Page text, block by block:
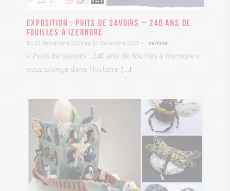
Exposition : Puits de savoirs – 240 ans de
fouilles à Izernore
Du 21 Septembre 2025 au 31 Décembre 2027 Izernore
« Puits de savoirs : 240 ans de fouilles à Izernore »
vous plonge dans l’histoire ...